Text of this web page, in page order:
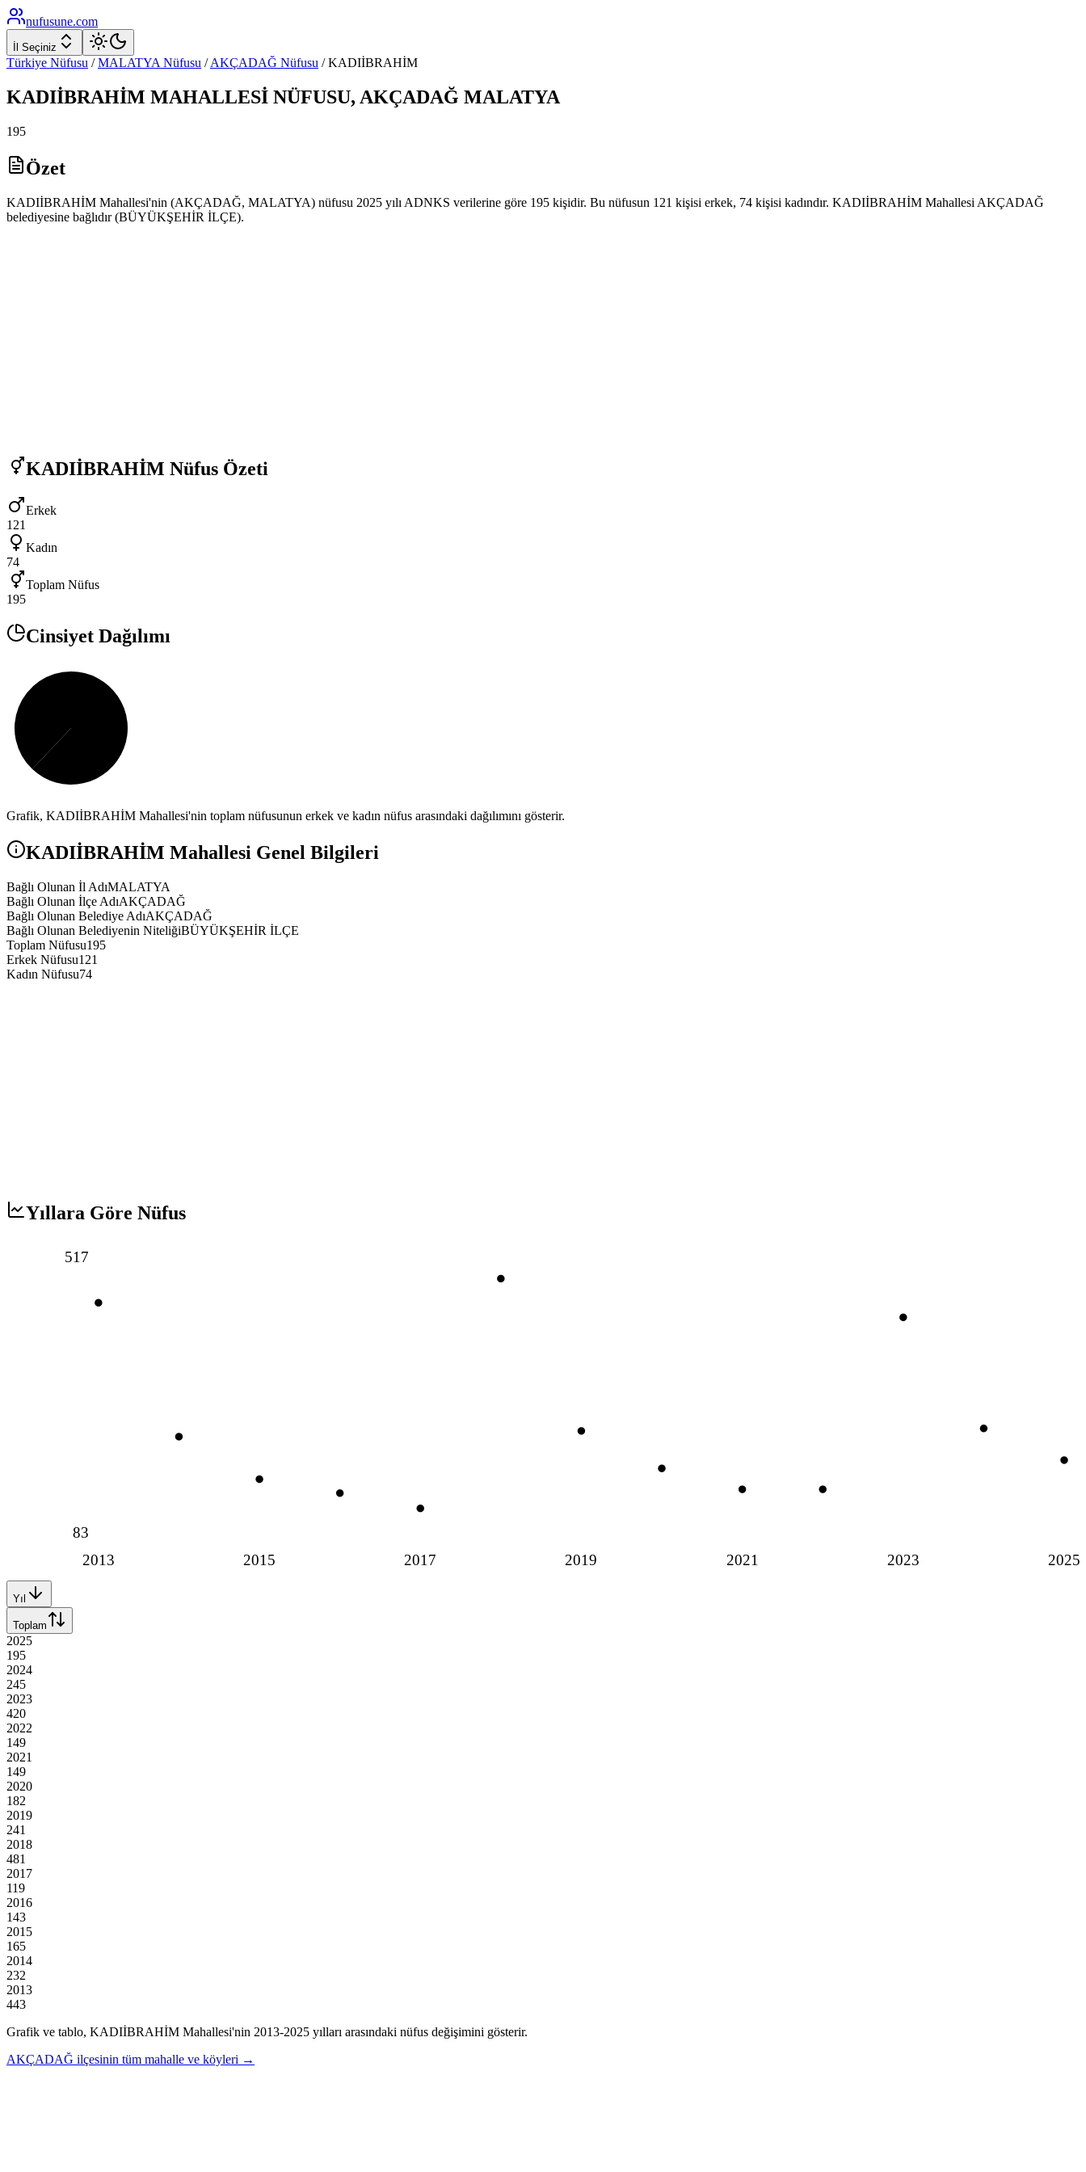
nufusune.com
İl Seçiniz
Türkiye Nüfusu / MALATYA Nüfusu / AKÇADAĞ Nüfusu /KADIİBRAHİM
KADIİBRAHİM MAHALLESİ NÜFUSU, AKÇADAĞ MALATYA
195
Özet
KADIİBRAHİM Mahallesi'nin (AKÇADAĞ, MALATYA) nüfusu 2025 yılı ADNKS verilerine göre 195 kişidir. Bu nüfusun 121 kişisi erkek, 74 kişisi kadındır. KADIİBRAHİM Mahallesi AKÇADAĞ
belediyesine bağlıdır (BÜYÜKŞEHİR İLÇE).
KADIİBRAHİM Nüfus Özeti
Erkek
121
Kadın
74
Toplam Nüfus
195
Cinsiyet Dağılımı
Grafik, KADIİBRAHİM Mahallesi'nin toplam nüfusunun erkek ve kadın nüfus arasındaki dağılımını gösterir.
KADIİBRAHİM Mahallesi Genel Bilgileri
Bağlı Olunan İl AdıMALATYA
Bağlı Olunan İlçe AdıAKÇADAĞ
Bağlı Olunan Belediye AdıAKÇADAĞ
Bağlı Olunan Belediyenin NiteliğiBÜYÜKŞEHİR İLÇE
Toplam Nüfusu195
Erkek Nüfusu121
Kadın Nüfusu74
Yıllara Göre Nüfus
2013 2015 2017 2019 2021 2023 2025
517
83
Yıl
Toplam
2025
195
2024
245
2023
420
2022
149
2021
149
2020
182
2019
241
2018
481
2017
119
2016
143
2015
165
2014
232
2013
443
Grafik ve tablo, KADIİBRAHİM Mahallesi'nin 2013-2025 yılları arasındaki nüfus değişimini gösterir.
AKÇADAĞ ilçesinin tüm mahalle ve köyleri →